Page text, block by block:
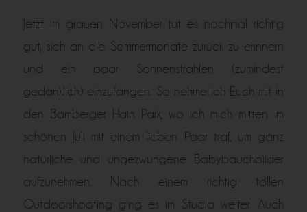
Jetzt im grauen November tut es nochmal richtig
gut, sich an die Sommermonate zurück zu erinnern
und ein paar Sonnenstrahlen (zumindest
gedanklich) einzufangen. So nehme ich Euch mit in
den Bamberger Hain Park, wo ich mich mitten im
schönen Juli mit einem lieben Paar traf, um ganz
natürliche und ungezwungene Babybauchbilder
aufzunehmen. Nach einem richtig tollen
Outdoorshooting ging es im Studio weiter. Auch